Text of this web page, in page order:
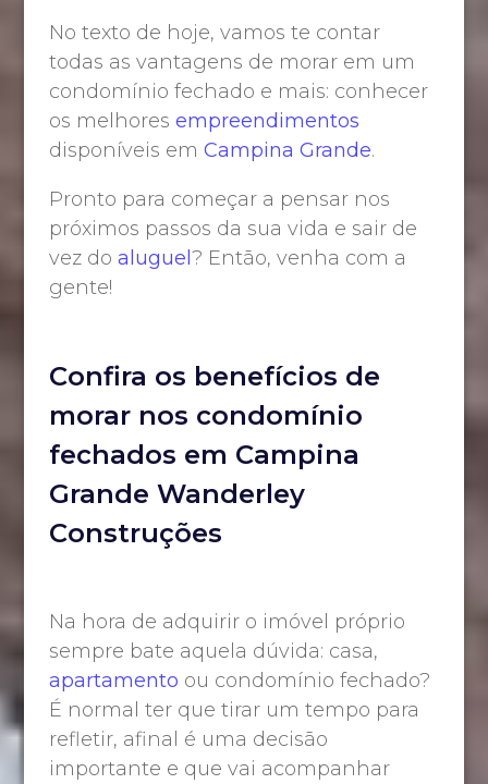
No texto de hoje, vamos te contar
todas as vantagens de morar em um
condomínio fechado e mais: conhecer
os melhores empreendimentos
disponíveis em Campina Grande.
Pronto para começar a pensar nos
próximos passos da sua vida e sair de
vez do aluguel ? Então, venha com a
gente!
Confira os benefícios de
morar nos condomínio
fechados em Campina
Grande Wanderley
Construções
Na hora de adquirir o imóvel próprio
sempre bate aquela dúvida: casa,
apartamento ou condomínio fechado?
É normal ter que tirar um tempo para
refletir, afinal é uma decisão
importante e que vai acompanhar